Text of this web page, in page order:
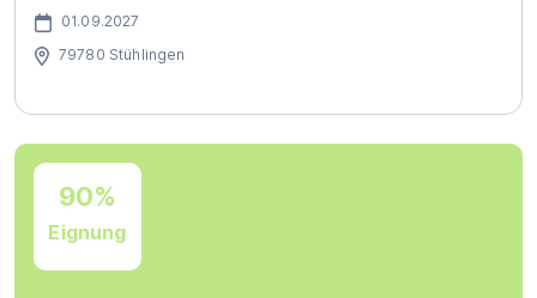
01.09.2027
79780 Stühlingen
90%
Eignung